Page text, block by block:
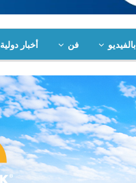
بالفيديو فن أخبار دولية